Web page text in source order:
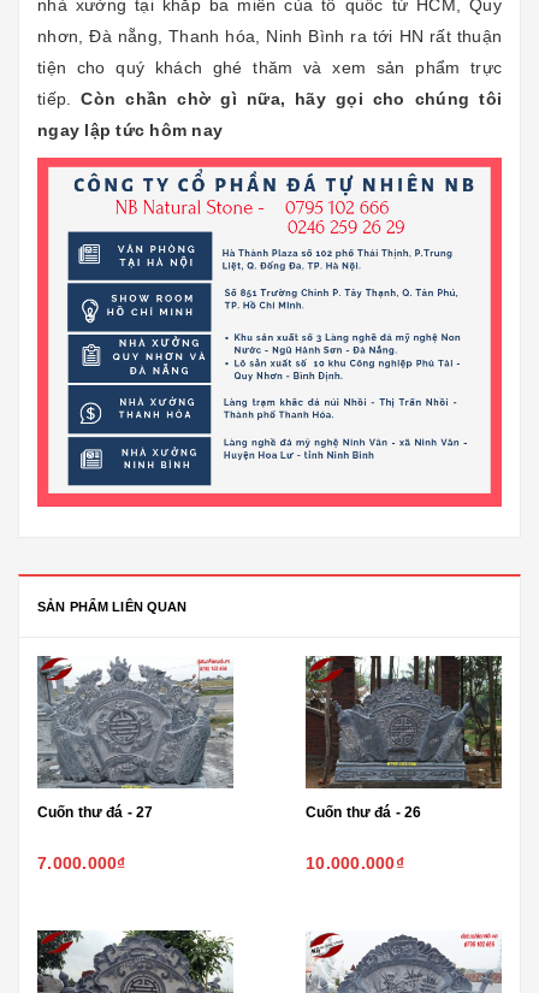
nhà xưởng tại khắp ba miền của tổ quốc từ HCM, Quy
nhơn, Đà nẵng, Thanh hóa, Ninh Bình ra tới HN rất thuận
tiện cho quý khách ghé thăm và xem sản phẩm trực
tiếp.Còn chần chờ gì nữa, hãy gọi cho chúng tôi
ngay lập tức hôm nay
SẢN PHẨM LIÊN QUAN
Cuốn thư đá - 27
7.000.000₫
Cuốn thư đá - 26
10.000.000₫